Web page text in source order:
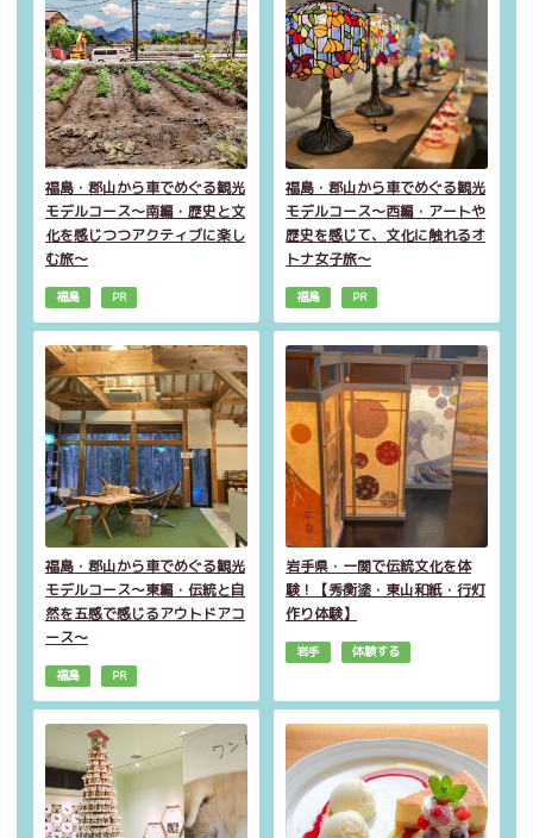
福島・郡山から車でめぐる観光
モデルコース～南編・歴史と文
化を感じつつアクティブに楽し
む旅～
福島 PR
福島・郡山から車でめぐる観光
モデルコース～西編・アートや
歴史を感じて、文化に触れるオ
トナ女子旅～
福島 PR
福島・郡山から車でめぐる観光
モデルコース～東編・伝統と自
然を五感で感じるアウトドアコ
ース～
福島 PR
岩手県・一関で伝統文化を体
験！【秀衡塗・東山和紙・行灯
作り体験】
岩手 体験する